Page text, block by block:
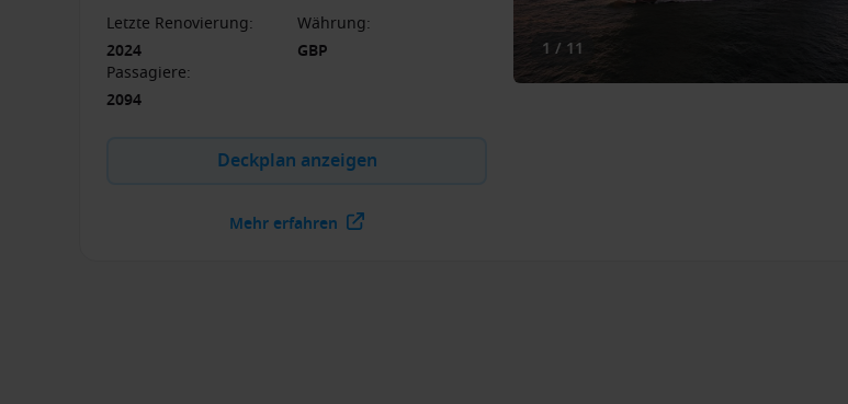
1 / 11
Atmosphäre wider.
Letzte Renovierung:
2024
Währung:
GBP
Passagiere:
2094
Deckplan anzeigen
Mehr erfahren